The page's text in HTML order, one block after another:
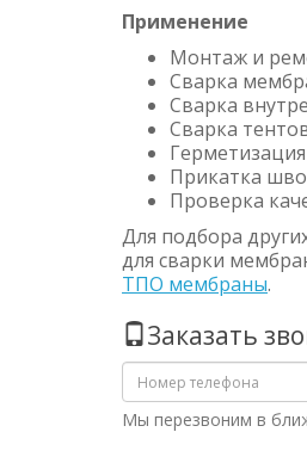
Применение
Монтаж и
Сварка
Сварка
Сварка
Прикатка
Проверка
Для подбора
для сварки
ТПО мембраны.
Заказать
Мы перезвоним в